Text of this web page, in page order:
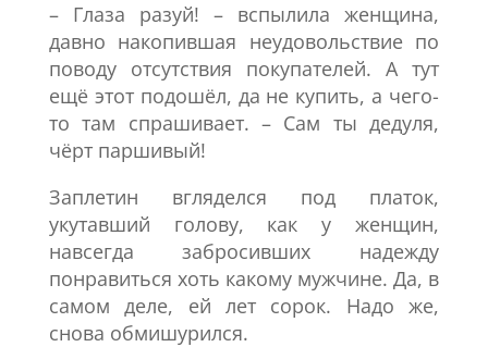
– Глаза разуй! – вспылила женщина,
давно накопившая неудовольствие по
поводу отсутствия покупателей. А тут
ещё этот подошёл, да не купить, а чего-
то там спрашивает. – Сам ты дедуля,
чёрт паршивый!
Заплетин вгляделся под платок,
укутавший голову, как у женщин,
навсегда забросивших надежду
понравиться хоть какому мужчине. Да, в
самом деле, ей лет сорок. Надо же,
снова обмишурился.